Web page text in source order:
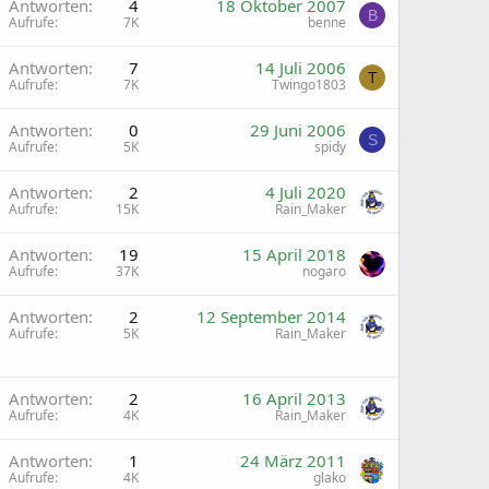
Antworten 4
Aufrufe 7K
18 Oktober 2007
benne B
Antworten 7
Aufrufe 7K
14 Juli 2006
Twingo1803 T
Antworten 0
Aufrufe 5K
29 Juni 2006
spidy S
Antworten 2
Aufrufe 15K
4 Juli 2020
Rain_Maker
Antworten 19
Aufrufe 37K
15 April 2018
nogaro
Antworten 2
Aufrufe 5K
12 September 2014
Rain_Maker
Antworten 2
Aufrufe 4K
16 April 2013
Rain_Maker
Antworten 1
Aufrufe 4K
24 März 2011
glako